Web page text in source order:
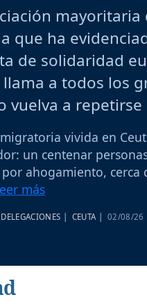
que ha
de solidaridad
llama a todos los
vuelva a repetirse
vivida en
un centenar
ahogamiento, cerca
más
DELEGACIONES | CEUTA | 02/08/26